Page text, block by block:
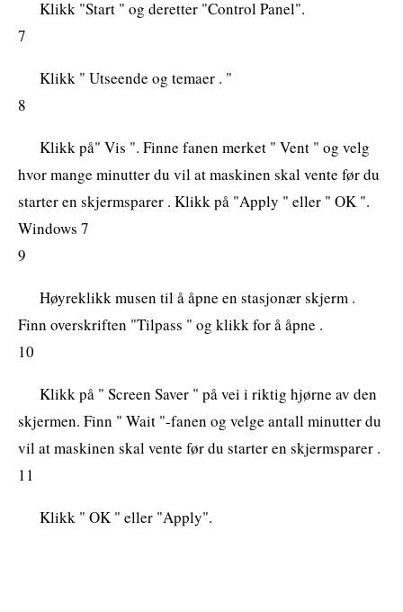
Klikk "Start " og deretter "Control Panel".
7
Klikk " Utseende og temaer . "
8
Klikk på" Vis ". Finne fanen merket " Vent " og velg
hvor mange minutter du vil at maskinen skal vente før du
starter en skjermsparer . Klikk på "Apply " eller " OK ".
Windows 7
9
Høyreklikk musen til å åpne en stasjonær skjerm .
Finn overskriften "Tilpass " og klikk for å åpne .
10
Klikk på " Screen Saver " på vei i riktig hjørne av den
skjermen. Finn " Wait "-fanen og velge antall minutter du
vil at maskinen skal vente før du starter en skjermsparer .
11
Klikk " OK " eller "Apply".